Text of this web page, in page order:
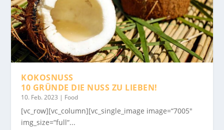
KOKOSNUSS
10 GRÜNDE DIE NUSS ZU LIEBEN!
10. Feb. 2023 | Food
[vc_row][vc_column][vc_single_image image=“7005″
img_size=“full“...